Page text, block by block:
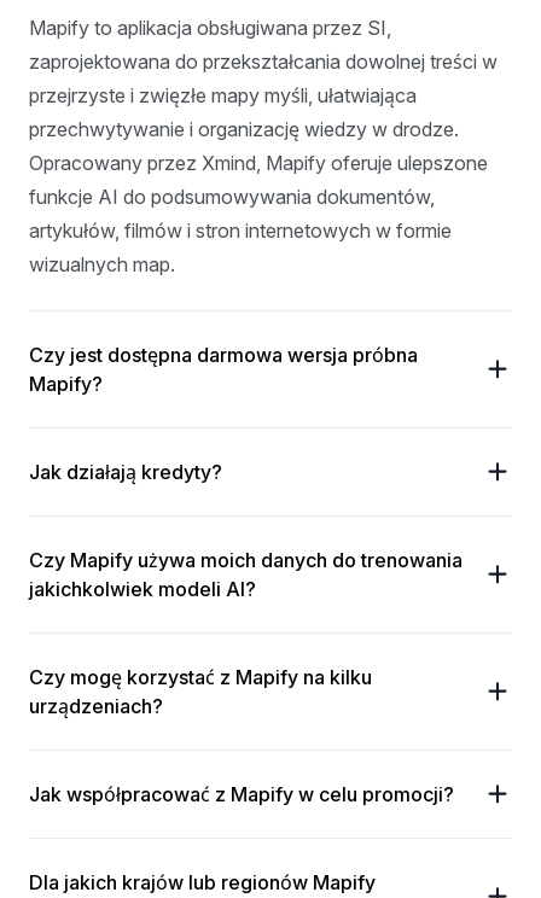
Mapify to aplikacja obsługiwana przez SI,
zaprojektowana do przekształcania dowolnej treści w
przejrzyste i zwięzłe mapy myśli, ułatwiająca
przechwytywanie i organizację wiedzy w drodze.
Opracowany przez Xmind, Mapify oferuje ulepszone
funkcje AI do podsumowywania dokumentów,
artykułów, filmów i stron internetowych w formie
wizualnych map.
Czy jest dostępna darmowa wersja próbna
Mapify?
Jak działają kredyty?
Czy Mapify używa moich danych do trenowania
jakichkolwiek modeli AI?
Czy mogę korzystać z Mapify na kilku
urządzeniach?
Jak współpracować z Mapify w celu promocji?
Dla jakich krajów lub regionów Mapify